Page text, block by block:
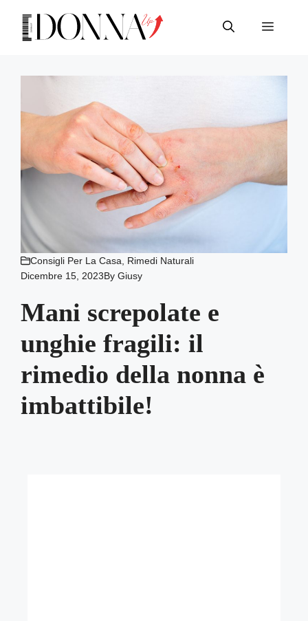
contenuto
Menu
Consigli Per La Casa
Rimedi Naturali
Dicembre 15, 2023ByGiusy
Mani screpolate e
unghie fragili: il
rimedio della nonna è
imbattibile!